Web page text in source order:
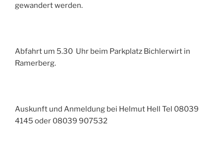
gewandert werden.
Abfahrt um 5.30 Uhr beim Parkplatz Bichlerwirt in
Ramerberg.
Auskunft und Anmeldung bei Helmut Hell Tel 08039
4145 oder 08039 907532